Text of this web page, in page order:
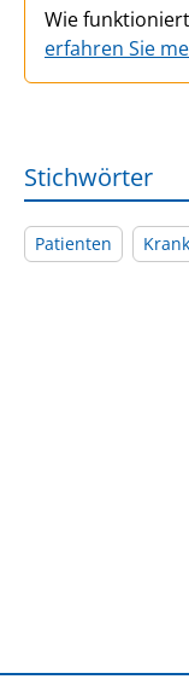
Wie
erfahren Sie
Stichwörter
Patienten